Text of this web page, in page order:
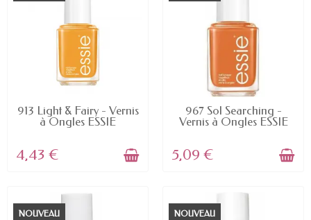
EN STOCK
913 Light & Fairy - Vernis
à Ongles ESSIE
4,43 €
EN STOCK
967 Sol Searching -
Vernis à Ongles ESSIE
5,09 €
NOUVEAU NOUVEAU